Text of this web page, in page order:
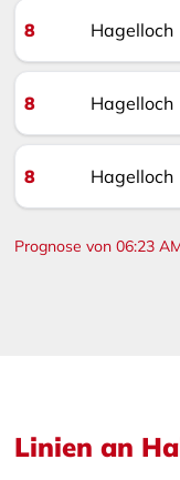
8 Hagelloch
8 Hagelloch
8 Hagelloch
Prognose von 06:23
Linien an